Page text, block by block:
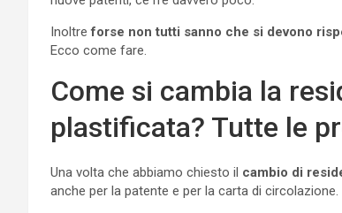
Inoltreforse non tutti sanno che si devono
Ecco come fare.
Come si cambia la
plastificata? Tutte le
Una volta che abbiamo chiesto il cambio di
anche per la patente e per la carta di circolazione.